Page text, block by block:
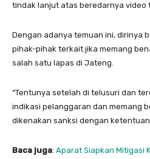
tindak lanjut atas beredarnya video
Dengan adanya temuan ini, dirinya
pihak-pihak terkait jika memang
salah satu lapas di Jateng.
“Tentunya setelah di telusuri dan
indikasi pelanggaran dan memang
dikenakan sanksi dengan
Baca juga: Aparat Siapkan Mitigasi